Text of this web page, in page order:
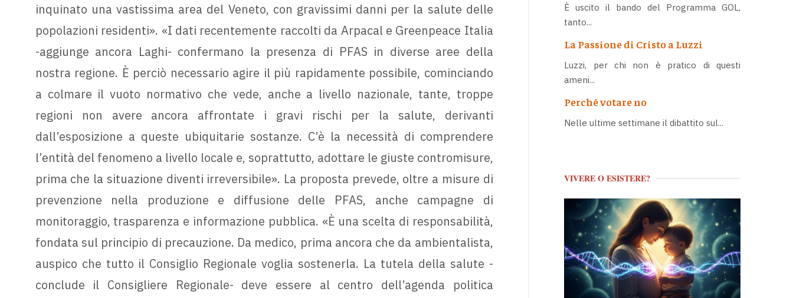
inquinato una vastissima area del Veneto, con gravissimi danni per la salute delle
popolazioni residenti». «I dati recentemente raccolti da Arpacal e Greenpeace Italia
-aggiunge ancora Laghi- confermano la presenza di PFAS in diverse aree della
nostra regione. È perciò necessario agire il più rapidamente possibile, cominciando
a colmare il vuoto normativo che vede, anche a livello nazionale, tante, troppe
regioni non avere ancora affrontate i gravi rischi per la salute, derivanti
dall’esposizione a queste ubiquitarie sostanze. C’è la necessità di comprendere
l’entità del fenomeno a livello locale e, soprattutto, adottare le giuste contromisure,
prima che la situazione diventi irreversibile». La proposta prevede, oltre a misure di
prevenzione nella produzione e diffusione delle PFAS, anche campagne di
monitoraggio, trasparenza e informazione pubblica. «È una scelta di responsabilità,
fondata sul principio di precauzione. Da medico, prima ancora che da ambientalista,
auspico che tutto il Consiglio Regionale voglia sostenerla. La tutela della salute -
conclude il Consigliere Regionale- deve essere al centro dell’agenda politica
È uscito il bando del Programma GOL,
tanto...
La Passione di Cristo a Luzzi
Luzzi, per chi non è pratico di questi
ameni...
Perché votare no
Nelle ultime settimane il dibattito sul...
VIVERE O ESISTERE?